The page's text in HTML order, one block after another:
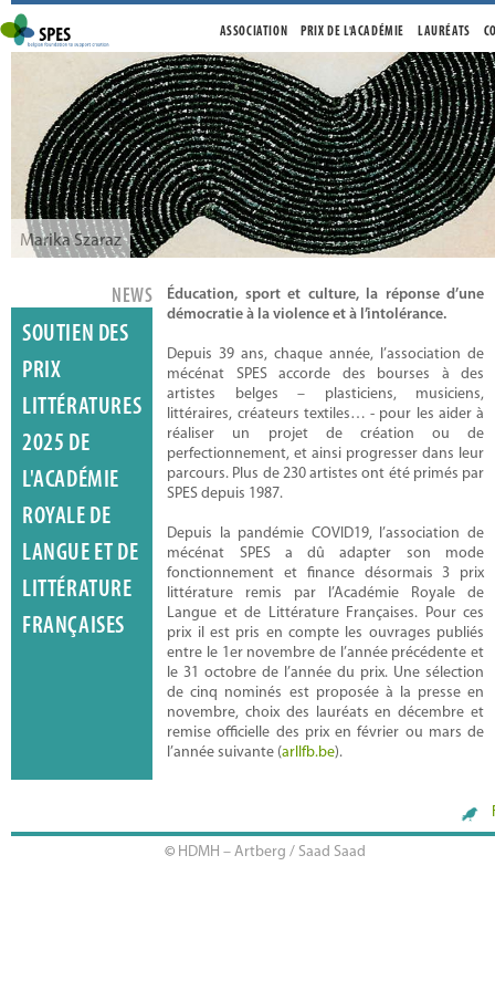
ASSOCIATION PRIX DE L'ACADÉMIE LAURÉATS
Marika Szaraz
Jan Locus
NEWS
SOUTIEN DES
PRIX
LITTÉRATURES
2025 DE
L'ACADÉMIE
ROYALE DE
LANGUE ET DE
LITTÉRATURE
FRANÇAISES
Éducation, sport et culture, la réponse d’une
démocratie à la violence et à l’intolérance.
Depuis 39 ans, chaque année, l’association de
mécénat SPES accorde des bourses à des
artistes belges – plasticiens, musiciens,
littéraires, créateurs textiles… - pour les aider à
réaliser un projet de création ou de
perfectionnement, et ainsi progresser dans leur
parcours. Plus de 230 artistes ont été primés par
SPES depuis 1987.
Depuis la pandémie COVID19, l’association de
mécénat SPES a dû adapter son mode
fonctionnement et finance désormais 3 prix
littérature remis par l’Académie Royale de
Langue et de Littérature Françaises. Pour ces
prix il est pris en compte les ouvrages publiés
entre le 1er novembre de l’année précédente et
le 31 octobre de l’année du prix. Une sélection
de cinq nominés est proposée à la presse en
novembre, choix des lauréats en décembre et
remise officielle des prix en février ou mars de
l’année suivante (arllfb.be).
© HDMH – Artberg / Saad Saad